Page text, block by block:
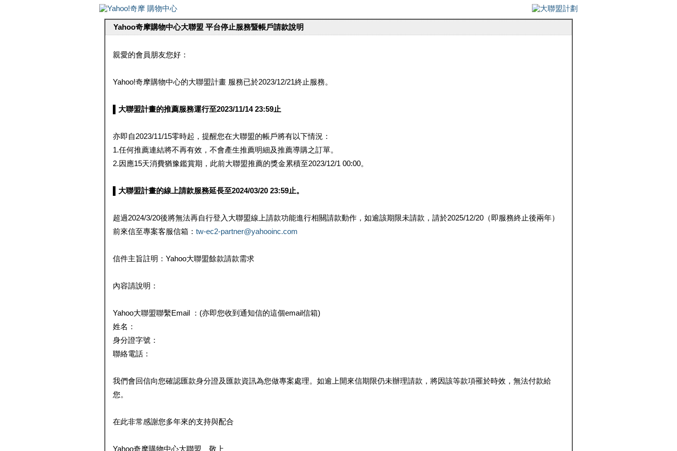
Yahoo奇摩購物中心大聯盟 平台停止服務暨帳戶請款說明
親愛的會員朋友您好：
Yahoo!奇摩購物中心的大聯盟計畫 服務已於2023/12/21終止服務。
▌大聯盟計畫的推薦服務運行至2023/11/14 23:59止
亦即自2023/11/15零時起，提醒您在大聯盟的帳戶將有以下情況：
1.任何推薦連結將不再有效，不會產生推薦明細及推薦導購之訂單。
2.因應15天消費猶豫鑑賞期，此前大聯盟推薦的獎金累積至2023/12/1 00:00。
▌大聯盟計畫的線上請款服務延長至2024/03/20 23:59止。
超過2024/3/20後將無法再自行登入大聯盟線上請款功能進行相關請款動作，如逾該期限未請款，請於2025/12/20（即服務終止後兩年）
前來信至專案客服信箱： tw-ec2-partner@yahooinc.com
信件主旨註明：Yahoo大聯盟餘款請款需求
內容請說明：
Yahoo大聯盟聯繫Email ：(亦即您收到通知信的這個email信箱)
姓名：
身分證字號：
聯絡電話：
我們會回信向您確認匯款身分證及匯款資訊為您做專案處理。如逾上開來信期限仍未辦理請款，將因該等款項罹於時效，無法付款給
您。
在此非常感謝您多年來的支持與配合
Yahoo奇摩購物中心大聯盟 敬上